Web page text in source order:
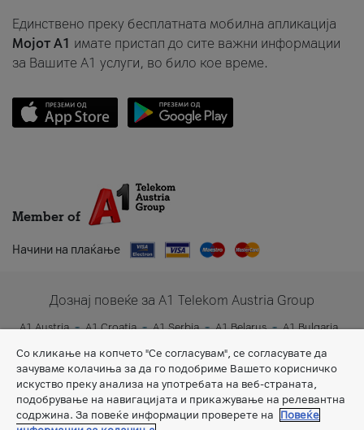
Единствено преку бесплатната мобилна апликација
Мојот A1 имате пристап до сите важни информации
за Вашите A1 услуги, во било кое време.
Member of
Начини на плаќање
Дознај повеќе за A1 Telekom Austria Group
A1 Austria A1 Croatia A1 Serbia A1 Belarus
A1 Bulgaria
Со кликање на копчето "Се согласувам", се согласувате да
зачуваме колачиња за да го подобриме Вашето корисничко
искуство преку анализа на употребата на веб-страната,
подобрување на навигацијата и прикажување на релевантна
содржина. За повеќе информации проверете на
Повеќе